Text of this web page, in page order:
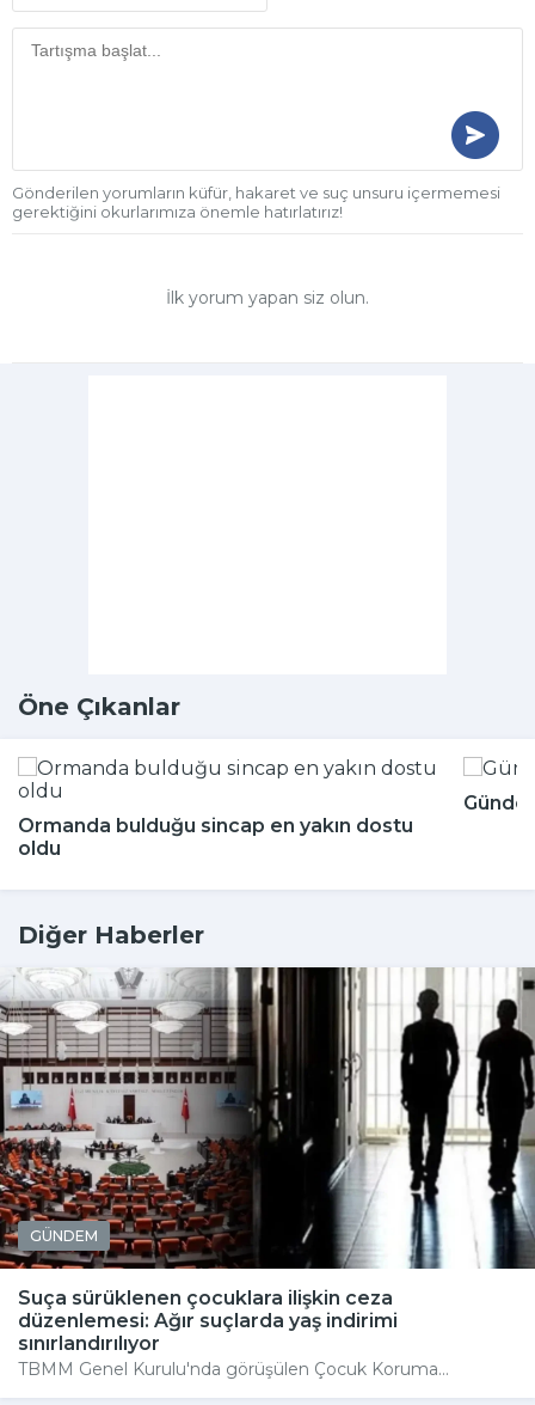
Gönderilen yorumların küfür, hakaret ve suç unsuru içermemesi
gerektiğini okurlarımıza önemle hatırlatırız!
İlk yorum yapan siz olun.
Öne Çıkanlar
Ormanda bulduğu sincap en yakın dostu
oldu
Günde
Diğer Haberler
GÜNDEM
Suça sürüklenen çocuklara ilişkin ceza
düzenlemesi: Ağır suçlarda yaş indirimi
sınırlandırılıyor
TBMM Genel Kurulu'nda görüşülen Çocuk Koruma...